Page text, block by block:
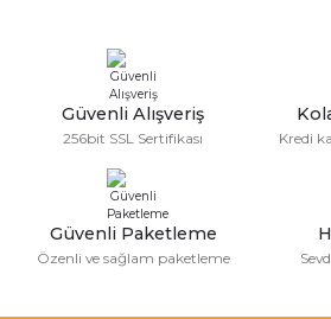
Ürün resmi kalitesiz, bozuk veya
Ürün açıklamasında eksik bilgiler
Ürün bilgilerinde hatalar bulunuyor.
Ürün fiyatı diğer sitelerden daha pahalı.
Bu ürüne benzer farklı alternatifler
Deneyimini Paylaş
Güvenli Alışveriş
256bit SSL Sertifikası Kredi
Güvenli Paketleme
Özenli ve sağlam paketleme